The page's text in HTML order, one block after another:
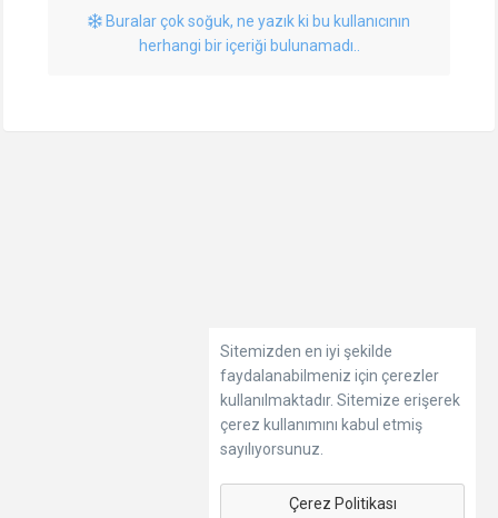
Buralar çok soğuk, ne yazık ki bu kullanıcının
herhangi bir içeriği bulunamadı..
Sitemizden en iyi şekilde
faydalanabilmeniz için çerezler
kullanılmaktadır. Sitemize erişerek
çerez kullanımını kabul etmiş
sayılıyorsunuz.
Çerez Politikası